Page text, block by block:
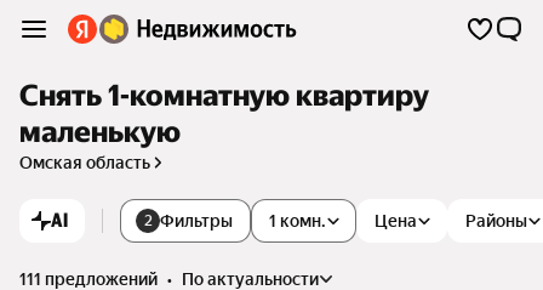
Снять 1-комнатную квартиру
маленькую
Омская область
AI 2 Фильтры Цена
1 комн. Районы
111 предложений •
по актуальности